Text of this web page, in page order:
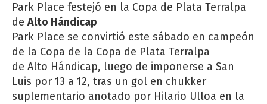
Park Place festejó en la Copa de Plata Terralpa
de Alto Hándicap
Park Place se convirtió este sábado en campeón
de la Copa de la Copa de Plata Terralpa
de Alto Hándicap, luego de imponerse a San
Luis por 13 a 12, tras un gol en chukker
suplementario anotado por Hilario Ulloa en la